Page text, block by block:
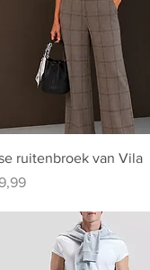
ruitenbroek van Vila